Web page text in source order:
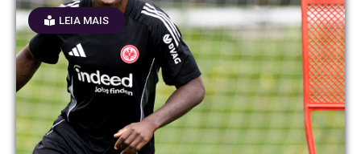
LEIA MAIS